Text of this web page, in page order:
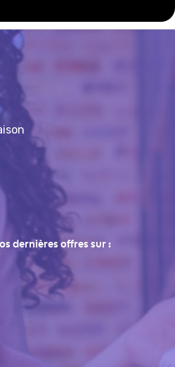
dernières offres sur :